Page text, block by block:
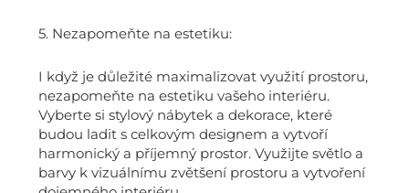
5. Nezapomeňte na estetiku:
I když je důležité maximalizovat využití prostoru,
nezapomeňte na estetiku vašeho interiéru.
Vyberte si stylový nábytek a dekorace, které
budou ladit s celkovým designem a vytvoří
harmonický a příjemný prostor. Využijte světlo a
barvy k vizuálnímu zvětšení prostoru a vytvoření